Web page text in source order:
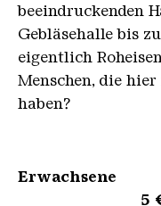
beeindruckenden
Gebläsehalle bis
eigentlich
Menschen, die
haben?
5